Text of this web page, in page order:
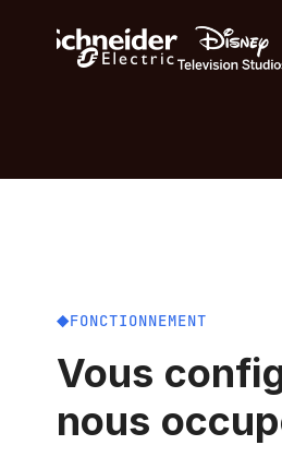
FONCTIONNEMENT
Vous
nous